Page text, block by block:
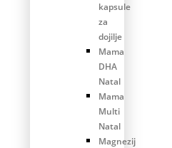
kapsule
za
dojilje
Mama
DHA
Natal
Mama
Multi
Natal
Magnezij